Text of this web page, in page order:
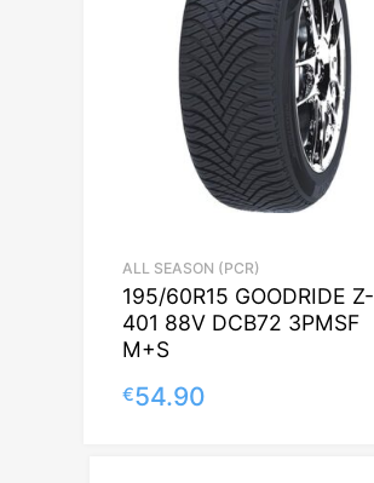
ALL SEASON (PCR)
195/60R15 GOODRIDE Z-
401 88V DCB72 3PMSF
M+S
€54.90